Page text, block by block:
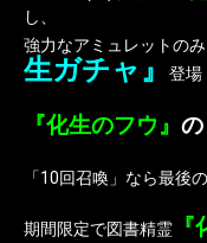
し、
強力なアミュレットの
生ガチャ』 登場
『化生のフウ』 の
「10回召喚」なら最後の
期間限定で図書精霊 『